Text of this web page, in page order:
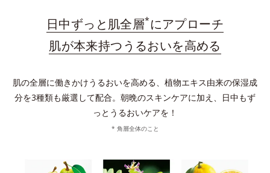
日中ずっと肌全層* にアプローチ
肌が本来持つうるおいを高める
肌の全層に働きかけうるおいを高める、植物エキス由来の保湿成
分を3種類も厳選して配合。 朝晩のスキンケアに加え、日中もず
っとうるおいケアを！
* 角層全体のこと